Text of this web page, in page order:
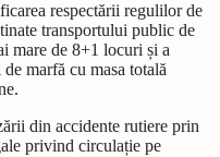
respectării regulilor de
transportului public de
mare de 8+1 locuri și a
marfă cu masa totală
din accidente rutiere prin
privind circulație pe